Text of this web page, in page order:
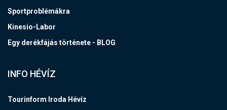
Sportproblémákra
Kinesio-Labor
Egy derékfájás története - BLOG
INFO HÉVÍZ
Tourinform Iroda Hévíz